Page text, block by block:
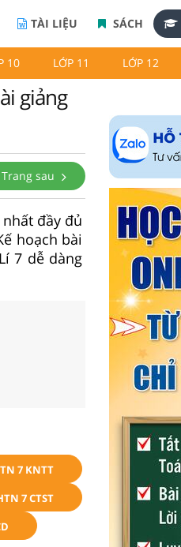
TÀI LIỆU SÁCH
10 LỚP 11 LỚP 12
giảng
Trang sau
đầy đủ
hoạch bài
7 dễ dàng
7 KNTT
7 CTST